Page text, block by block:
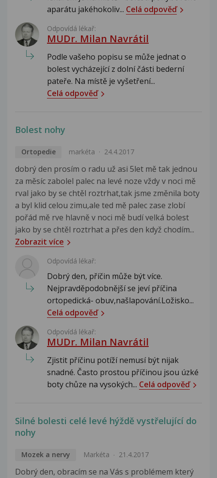
aparátu jakéhokoliv... Celá odpověď
Odpovídá lékař:
MUDr. Milan Navrátil
Podle vašeho popisu se může jednat o
bolest vycházející z dolní části bederní
pateře. Na místě je vyšetření...
Celá odpověď
Bolest nohy
Ortopedie markéta 24.4.2017
dobrý den prosím o radu už asi 5let mě tak jednou
za měsíc zabolel palec na levé noze vždy v noci mě
rval jako by se chtěl roztrhat,tak jsme změnila boty
a byl klid celou zimu,ale ted mě palec zase zlobí
pořád mě rve hlavně v noci mě budí velká bolest
jako by se chtěl roztrhat a přes den když chodím...
Zobrazit více
Odpovídá lékař:
Dobrý den, příčin může být více.
Nejpravděpodobnější se jeví příčina
ortopedická- obuv,našlapování.Ložisko...
Celá odpověď
Odpovídá lékař:
MUDr. Milan Navrátil
Zjistit příčinu potíží nemusí být nijak
snadné. Často prostou příčinou jsou úzké
boty chůze na vysokých... Celá odpověď
Silné bolesti celé levé hýždě vystřelující do
nohy
Mozek a nervy Markéta 21.4.2017
Dobrý den, obracím se na Vás s problémem který